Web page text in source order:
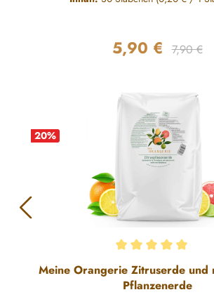
Verkaufspreis:
5,90 € 7,90 €
20%
Durchschnittliche Bewertung von 5 von
Meine Orangerie Zitruserde und
Pflanzenerde